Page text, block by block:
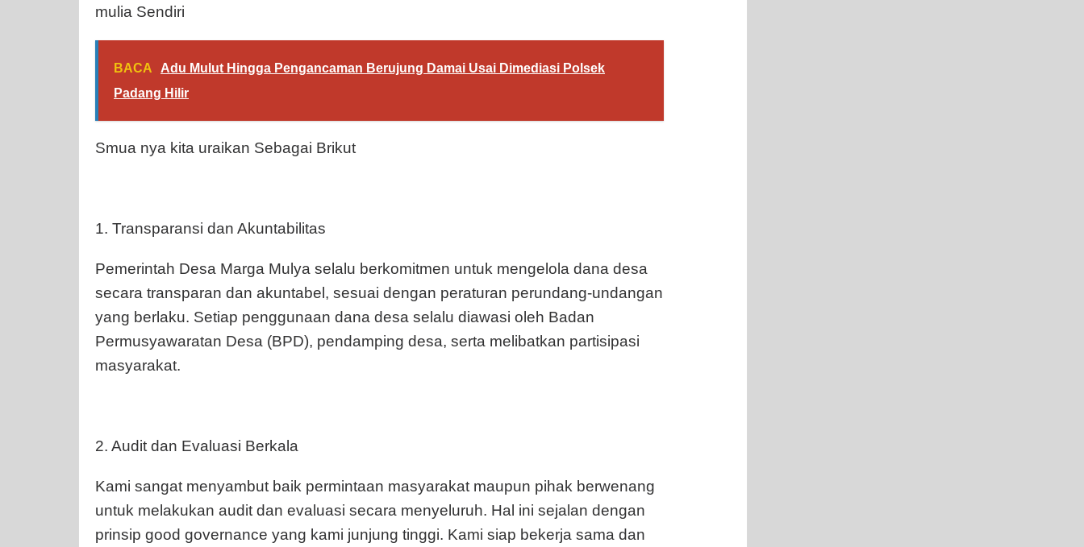
mulia Sendiri
BACA
Adu Mulut Hingga Pengancaman Berujung Damai Usai Dimediasi Polsek
Padang Hilir
Smua nya kita uraikan Sebagai Brikut
1. Transparansi dan Akuntabilitas
Pemerintah Desa Marga Mulya selalu berkomitmen untuk mengelola dana desa
secara transparan dan akuntabel, sesuai dengan peraturan perundang-undangan
yang berlaku. Setiap penggunaan dana desa selalu diawasi oleh Badan
Permusyawaratan Desa (BPD), pendamping desa, serta melibatkan partisipasi
masyarakat.
2. Audit dan Evaluasi Berkala
Kami sangat menyambut baik permintaan masyarakat maupun pihak berwenang
untuk melakukan audit dan evaluasi secara menyeluruh. Hal ini sejalan dengan
prinsip good governance yang kami junjung tinggi. Kami siap bekerja sama dan